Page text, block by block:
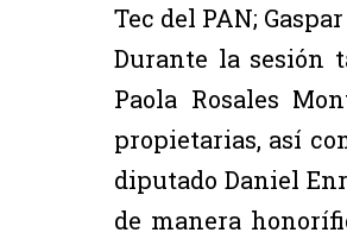
Tec del PAN;
Durante la sesión
Paola Rosales
propietarias, así
diputado Daniel
de manera